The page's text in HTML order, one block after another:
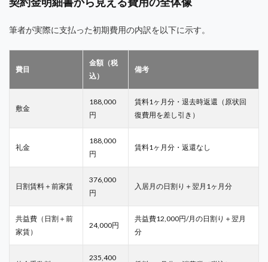
筆者が実際に支払った初期費用の内訳を以下に示す。
費目
金額（税
込）
備考
敷金
188,000
円
賃料1ヶ月分・退去時返還（原状回
復費用を差し引き）
礼金
188,000
円
賃料1ヶ月分・返還なし
日割賃料＋前家賃
376,000
円
入居月の日割り＋翌月1ヶ月分
共益費（日割＋前
家賃）
24,000円
共益費12,000円/月の日割り＋翌月
分
235,400